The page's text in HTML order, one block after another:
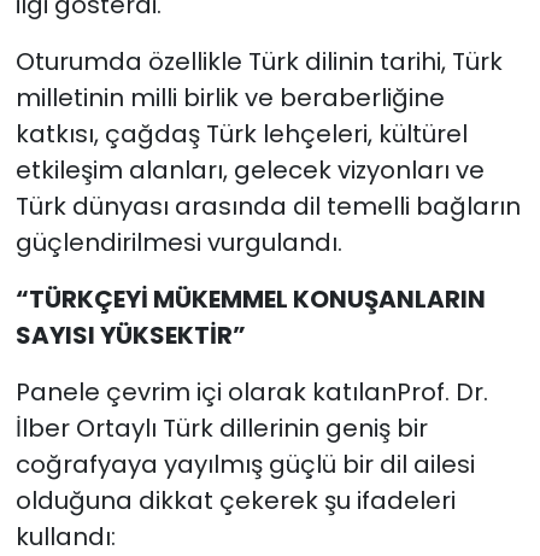
Oturumda özellikle Türk dilinin tarihi, Türk
milletinin milli birlik ve beraberliğine
katkısı, çağdaş Türk lehçeleri, kültürel
etkileşim alanları, gelecek vizyonları ve
Türk dünyası arasında dil temelli bağların
güçlendirilmesi vurgulandı.
“TÜRKÇEYİ MÜKEMMEL KONUŞANLARIN
SAYISI YÜKSEKTİR”
Panele çevrim içi olarak katılanProf. Dr.
İlber Ortaylı Türk dillerinin geniş bir
coğrafyaya yayılmış güçlü bir dil ailesi
olduğuna dikkat çekerek şu ifadeleri
kullandı: